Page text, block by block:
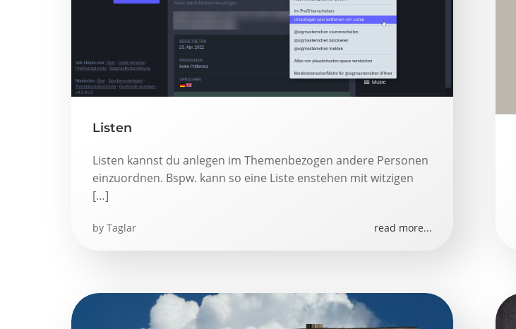
Listen
Listen kannst du anlegen im Themenbezogen andere Personen
einzuordnen. Bspw. kann so eine Liste enstehen mit witzigen
[…]
by Taglar read more...